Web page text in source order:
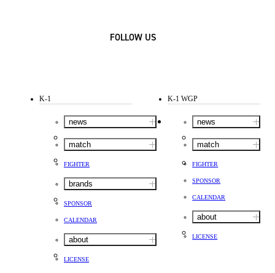
FOLLOW US
K-1
news
match
FIGHTER
brands
SPONSOR
CALENDAR
about
LICENSE
K-1 WGP
news
match
FIGHTER
SPONSOR
CALENDAR
about
LICENSE